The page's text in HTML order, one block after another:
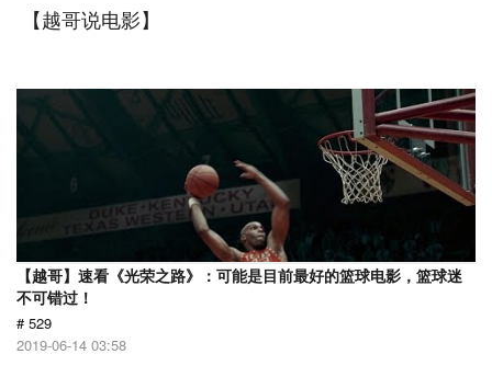
【越哥说电影】
【越哥】速看《光荣之路》：可能是目前最好的篮球电影，篮球迷
不可错过！
# 529
2019-06-14 03:58